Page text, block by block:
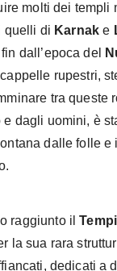
molti dei templi
quelli di Karnak e
dall’epoca del
rupestri,
tra queste
dagli uomini, è
dalle folle e
raggiunto il
la sua rara
dedicati a